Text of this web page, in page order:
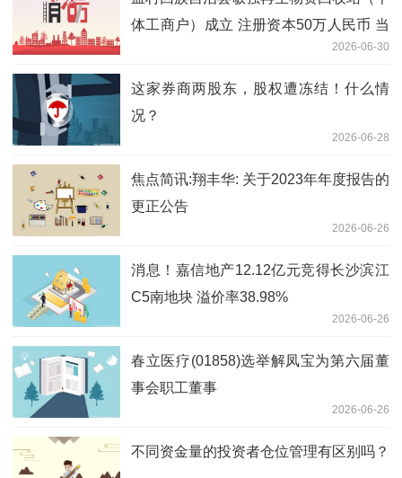
体工商户）成立 注册资本50万人民币 当
2026-06-30
这家券商两股东，股权遭冻结！什么情
况？
2026-06-28
焦点简讯:翔丰华: 关于2023年年度报告的
更正公告
2026-06-26
消息！嘉信地产12.12亿元竞得长沙滨江
C5南地块 溢价率38.98%
2026-06-26
春立医疗(01858)选举解凤宝为第六届董
事会职工董事
2026-06-26
不同资金量的投资者仓位管理有区别吗？